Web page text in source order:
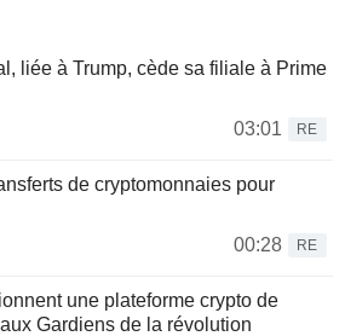
liée à Trump, cède sa filiale à Prime
03:01
RE
de cryptomonnaies pour
00:28
RE
une plateforme crypto de
Gardiens de la révolution